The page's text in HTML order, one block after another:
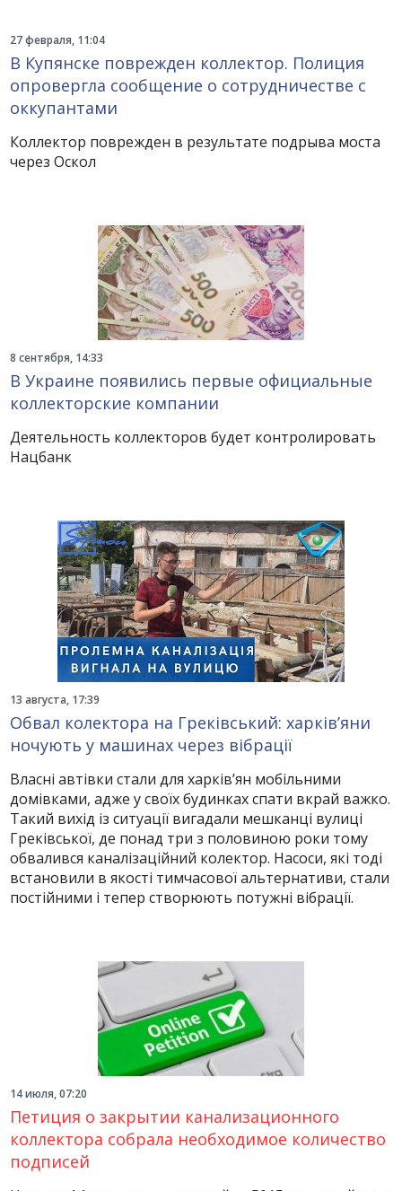
27 февраля, 11:04
В Купянске поврежден коллектор. Полиция
опровергла сообщение о сотрудничестве с
оккупантами
Коллектор поврежден в результате подрыва моста
через Оскол
8 сентября, 14:33
В Украине появились первые официальные
коллекторские компании
Деятельность коллекторов будет контролировать
Нацбанк
13 августа, 17:39
Обвал колектора на Греківський: харків’яни
ночують у машинах через вібрації
Власні автівки стали для харків’ян мобільними
домівками, адже у своїх будинках спати вкрай важко.
Такий вихід із ситуації вигадали мешканці вулиці
Греківської, де понад три з половиною роки тому
обвалився каналізаційний колектор. Насоси, які тоді
встановили в якості тимчасової альтернативи, стали
постійними і тепер створюють потужні вібрації.
14 июля, 07:20
Петиция о закрытии канализационного
коллектора собрала необходимое количество
подписей